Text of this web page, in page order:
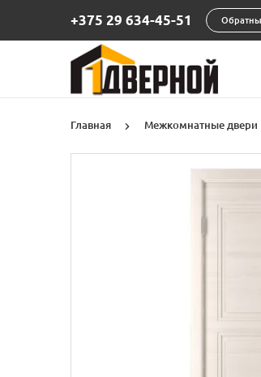
+375 29 634-45-51
Главная Межкомнатные двери